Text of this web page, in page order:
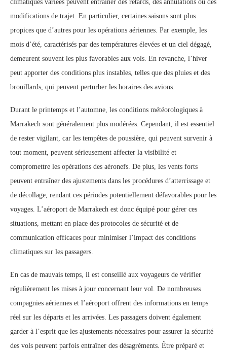
climatiques variées peuvent entraîner des retards, des annulations ou des
modifications de trajet. En particulier, certaines saisons sont plus
propices que d’autres pour les opérations aériennes. Par exemple, les
mois d’été, caractérisés par des températures élevées et un ciel dégagé,
demeurent souvent les plus favorables aux vols. En revanche, l’hiver
peut apporter des conditions plus instables, telles que des pluies et des
brouillards, qui peuvent perturber les horaires des avions.
Durant le printemps et l’automne, les conditions météorologiques à
Marrakech sont généralement plus modérées. Cependant, il est essentiel
de rester vigilant, car les tempêtes de poussière, qui peuvent survenir à
tout moment, peuvent sérieusement affecter la visibilité et
compromettre les opérations des aéronefs. De plus, les vents forts
peuvent entraîner des ajustements dans les procédures d’atterrissage et
de décollage, rendant ces périodes potentiellement défavorables pour les
voyages. L’aéroport de Marrakech est donc équipé pour gérer ces
situations, mettant en place des protocoles de sécurité et de
communication efficaces pour minimiser l’impact des conditions
climatiques sur les passagers.
En cas de mauvais temps, il est conseillé aux voyageurs de vérifier
régulièrement les mises à jour concernant leur vol. De nombreuses
compagnies aériennes et l’aéroport offrent des informations en temps
réel sur les départs et les arrivées. Les passagers doivent également
garder à l’esprit que les ajustements nécessaires pour assurer la sécurité
des vols peuvent parfois entraîner des désagréments. Être préparé et